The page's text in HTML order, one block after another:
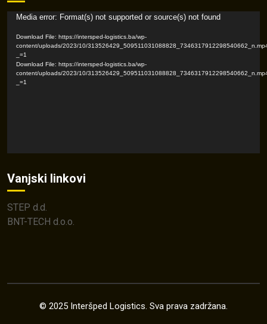
Video
Player
Media error: Format(s) not supported or source(s) not found
Download File: https://intersped-logistics.ba/wp-
content/uploads/2023/10/
_=1
Download File: https://intersped-logistics.ba/wp-
content/uploads/2023/10/
_=1
Vanjski linkovi
STEP d.d.
BNT-TECH d.o.o.
© 2025 Interšped Logistics. Sva prava zadržana.